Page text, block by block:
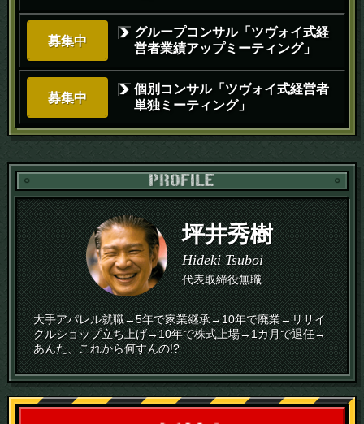
募集中
グループコンサル「ツヴォイ式経
営者業績アップミーティング」
募集中
個別コンサル「ツヴォイ式経営者
単独ミーティング」
坪井秀樹
Hideki Tsuboi
代表取締役無職
大手アパレル就職→5年で家業継承→10年で廃業→リサイ
クルショップ立ち上げ→10年で株式上場→1カ月で退任→
あんた、これから何すんの!?